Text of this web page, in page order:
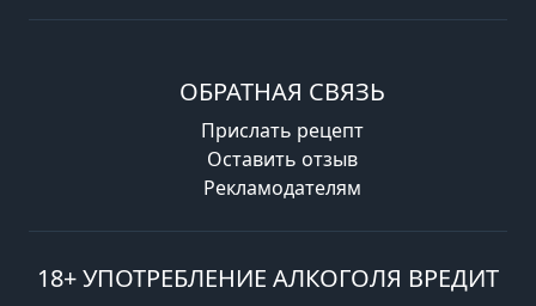
ОБРАТНАЯ СВЯЗЬ
Прислать рецепт
Оставить отзыв
Рекламодателям
18+ УПОТРЕБЛЕНИЕ АЛКОГОЛЯ ВРЕДИТ